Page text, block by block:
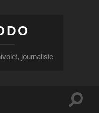
journaliste
Toggle